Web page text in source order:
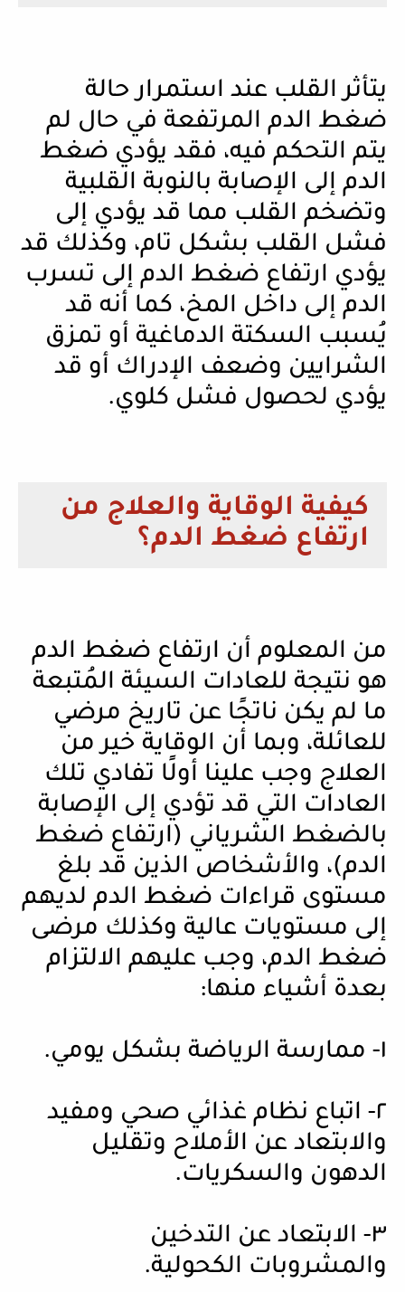
يتأثر القلب عند استمرار حالة
ضغط الدم المرتفعة في حال لم
يتم التحكم فيه، فقد يؤدي ضغط
الدم إلى الإصابة بالنوبة القلبية
وتضخم القلب مما قد يؤدي إلى
فشل القلب بشكل تام، وكذلك قد
يؤدي ارتفاع ضغط الدم إلى تسرب
الدم إلى داخل المخ، كما أنه قد
يُسبب السكتة الدماغية أو تمزق
الشرايين وضعف الإدراك أو قد
يؤدي لحصول فشل كلوي.
كيفية الوقاية والعلاج من
ارتفاع ضغط الدم؟
من المعلوم أن ارتفاع ضغط الدم
هو نتيجة للعادات السيئة المُتبعة
ما لم يكن ناتجًا عن تاريخ مرضي
للعائلة، وبما أن الوقاية خير من
العلاج وجب علينا أولًا تفادي تلك
العادات التي قد تؤدي إلى الإصابة
بالضغط الشرياني (ارتفاع ضغط
الدم)، والأشخاص الذين قد بلغ
مستوى قراءات ضغط الدم لديهم
إلى مستويات عالية وكذلك مرضى
ضغط الدم، وجب عليهم الالتزام
بعدة أشياء منها:
١- ممارسة الرياضة بشكل يومي.
٢- اتباع نظام غذائي صحي ومفيد
والابتعاد عن الأملاح وتقليل
الدهون والسكريات.
٣- الابتعاد عن التدخين
والمشروبات الكحولية.